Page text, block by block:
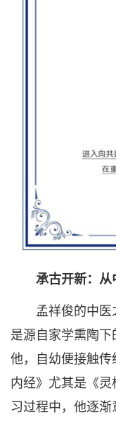
承古开新：从
孟祥俊的中医
是源自家学熏陶
他，自幼便接触
内经》尤其是《
习过程中，他逐